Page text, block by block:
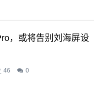
，或将告别刘海屏设
46 0